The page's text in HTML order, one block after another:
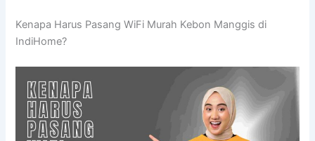
Kenapa Harus Pasang WiFi Murah Kebon Manggis di
IndiHome?